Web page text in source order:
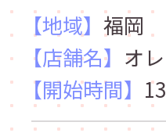
【地域】 福岡
【店舗名】 オ
【開始時間】